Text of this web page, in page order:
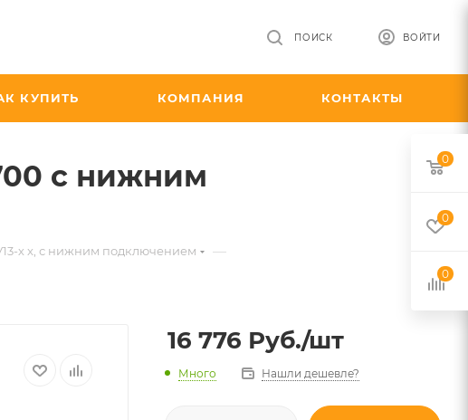
ВОЙТИ
ПОИСК
КУПИТЬ КОМПАНИЯ КОНТАКТЫ
с нижним
х x, с нижним подключением —
16 776 Руб./шт
Много Нашли дешевле?
0
0
0